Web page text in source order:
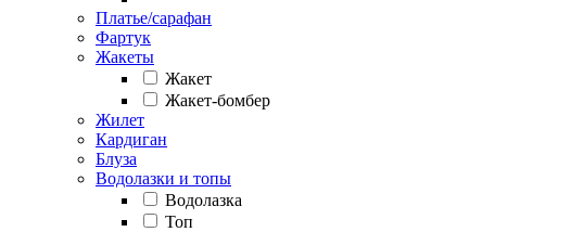
Платье/сарафан
Фартук
Жакеты
Жакет
Жакет-бомбер
Жилет
Кардиган
Блуза
Водолазки и топы
Водолазка
Топ